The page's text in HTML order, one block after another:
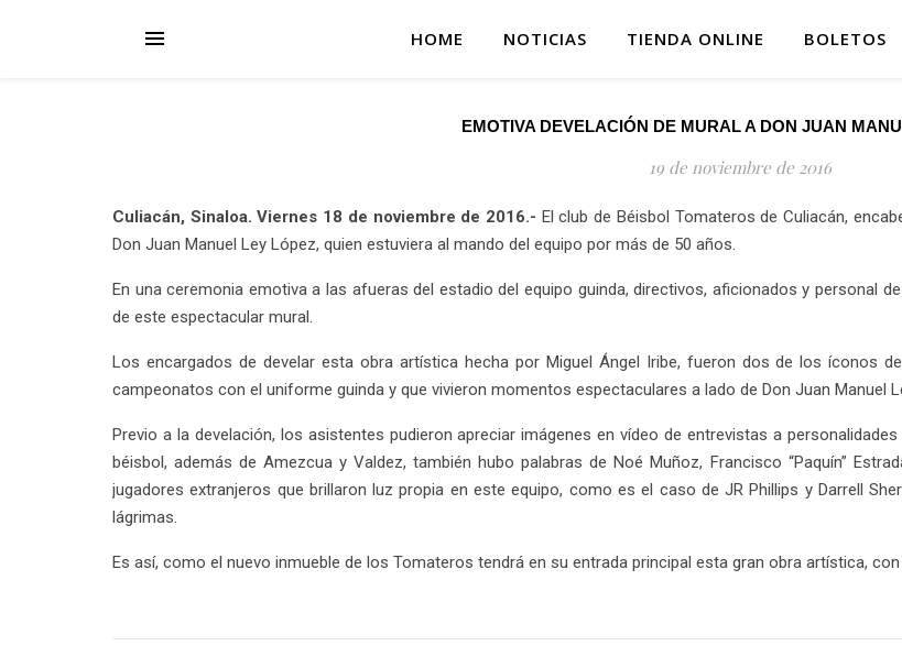
HOME NOTICIAS TIENDA ONLINE BOLETOS
EMOTIVA DEVELACIÓN DE MURAL A DON JUAN
19 de noviembre de 2016
Culiacán, Sinaloa. Viernes 18 de noviembre de 2016.- El club de Béisbol Tomateros de Culiacán,
Don Juan Manuel Ley López, quien estuviera al mando del equipo por más de 50 años.
En una ceremonia emotiva a las afueras del estadio del equipo guinda, directivos, aficionados y personal
de este espectacular mural.
Los encargados de develar esta obra artística hecha por Miguel Ángel Iribe, fueron dos de los íconos
campeonatos con el uniforme guinda y que vivieron momentos espectaculares a lado de Don Juan Manuel
Previo a la develación, los asistentes pudieron apreciar imágenes en vídeo de entrevistas a
béisbol, además de Amezcua y Valdez, también hubo palabras de Noé Muñoz, Francisco “Paquín”
jugadores extranjeros que brillaron luz propia en este equipo, como es el caso de JR Phillips y Darrell
lágrimas.
Es así, como el nuevo inmueble de los Tomateros tendrá en su entrada principal esta gran obra artística,